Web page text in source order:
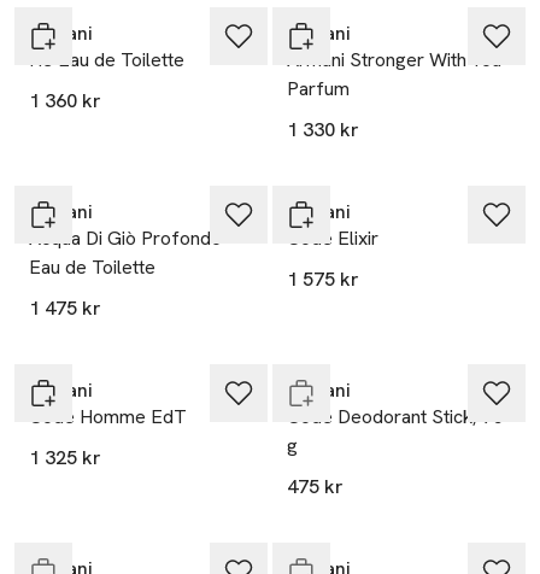
Armani
He Eau de Toilette
1 360 kr
Armani
Armani Stronger With You
Parfum
1 330 kr
Armani
Acqua Di Giò Profondo
Eau de Toilette
1 475 kr
Armani
Code Elixir
1 575 kr
Armani
Code Homme EdT
1 325 kr
Armani
Code Deodorant Stick, 75
g
475 kr